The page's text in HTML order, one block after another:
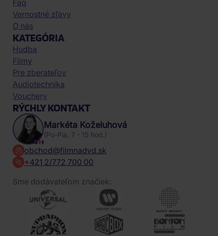
Faq
Vernostné zľavy
O nás
KATEGÓRIA
Hudba
Filmy
Pre zberateľov
Audiotechnika
Vouchery
RÝCHLY KONTAKT
Markéta Koželuhová
(Po-Pia, 7 - 15 hod.)
obchod@filmnadvd.sk
+421 2/772 700 00
Sme dodávateľom značiek: